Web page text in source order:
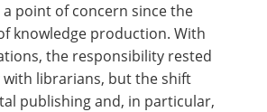
a point of concern since the
knowledge production. With
the responsibility rested
librarians, but the shift
publishing and, in particular,